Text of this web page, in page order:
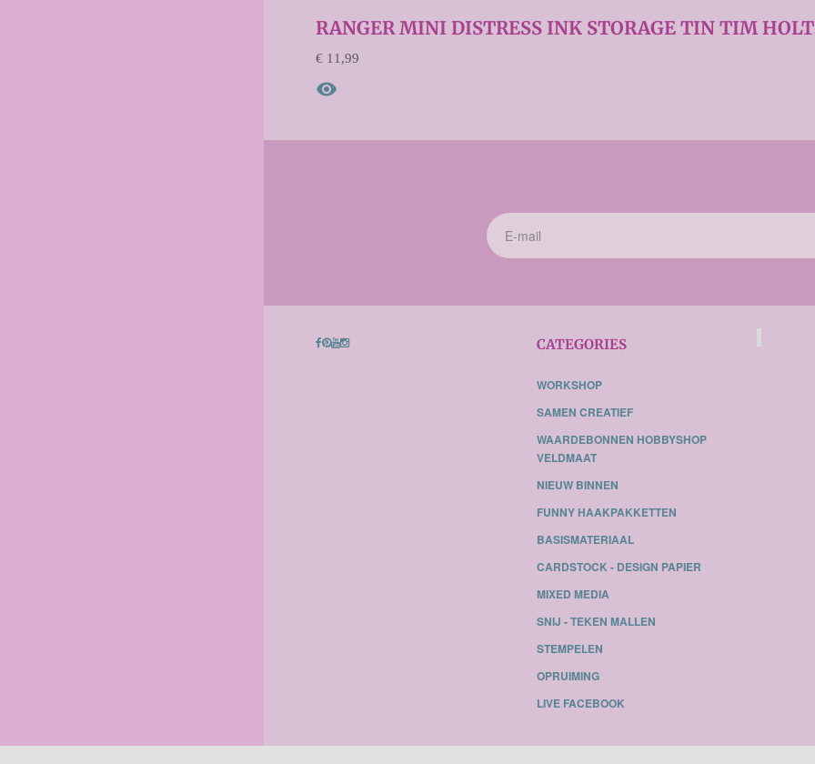
RANGER MINI DISTRESS INK STORAGE TIN TIM
€ 11,99

CATEGORIES
WORKSHOP
SAMEN CREATIEF
WAARDEBONNEN HOBBYSHOP
VELDMAAT
NIEUW BINNEN
FUNNY HAAKPAKKETTEN
BASISMATERIAAL
CARDSTOCK - DESIGN PAPIER
MIXED MEDIA
SNIJ - TEKEN MALLEN
STEMPELEN
OPRUIMING
LIVE FACEBOOK